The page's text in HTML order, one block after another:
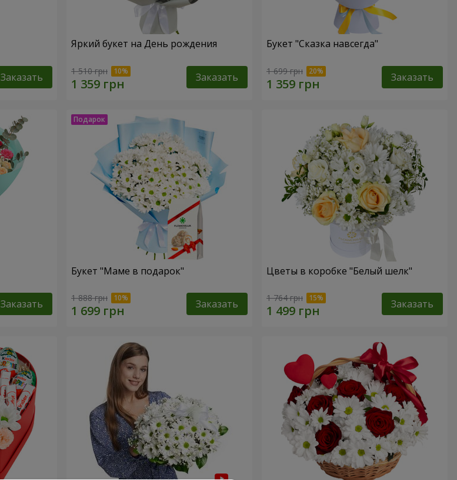
Заказать
Яркий букет на День рождения
1 510 грн Заказать
Букет "Сказка навсегда"
1 699 грн Заказать
Заказать
Букет "Маме в подарок"
1 888 грн Заказать
Цветы в коробке "Белый шелк"
1 764 грн Заказать